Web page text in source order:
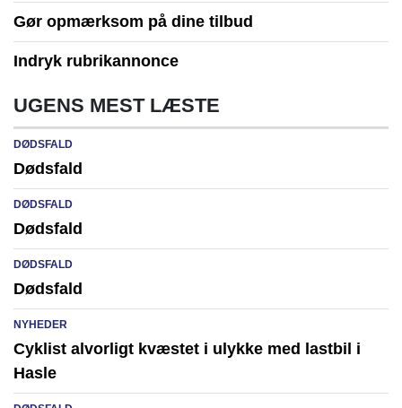
Gør opmærksom på dine tilbud
Indryk rubrikannonce
UGENS MEST LÆSTE
DØDSFALD
Dødsfald
DØDSFALD
Dødsfald
DØDSFALD
Dødsfald
NYHEDER
Cyklist alvorligt kvæstet i ulykke med lastbil i
Hasle